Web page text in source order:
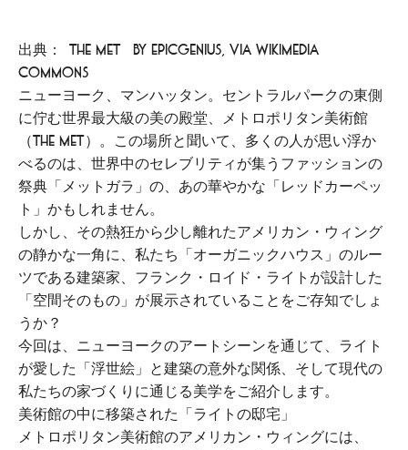
出典：[The Met] by Epicgenius, via Wikimedia
Commons
ニューヨーク、マンハッタン。セントラルパークの東側
に佇む世界最大級の美の殿堂、メトロポリタン美術館
（The Met）。この場所と聞いて、多くの人が思い浮か
べるのは、世界中のセレブリティが集うファッションの
祭典「メットガラ」の、あの華やかな「レッドカーペッ
ト」かもしれません。
しかし、その熱狂から少し離れたアメリカン・ウィング
の静かな一角に、私たち「オーガニックハウス」のルー
ツである建築家、フランク・ロイド・ライトが設計した
「空間そのもの」が展示されていることをご存知でしょ
うか？
今回は、ニューヨークのアートシーンを通じて、ライト
が愛した「浮世絵」と建築の意外な関係、そして現代の
私たちの家づくりに通じる美学をご紹介します。
美術館の中に移築された「ライトの邸宅」
メトロポリタン美術館のアメリカン・ウィングには、